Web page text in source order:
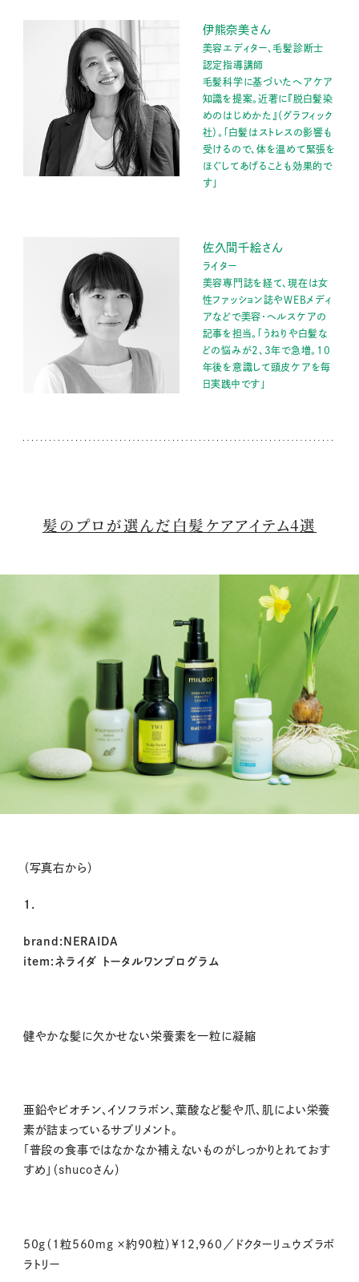
伊熊奈美さん
美容エディター、毛髪診断士
認定指導講師
毛髪科学に基づいたヘアケア
知識を提案。近著に『脱白髪染
めのはじめかた』（グラフィック
社）。「白髪はストレスの影響も
受けるので、体を温めて緊張を
ほぐしてあげることも効果的で
す」
佐久間千絵さん
ライター
美容専門誌を経て、現在は女
性ファッション誌やWEBメディ
アなどで美容・ヘルスケアの
記事を担当。「うねりや白髪な
どの悩みが2、3年で急増。10
年後を意識して頭皮ケアを毎
日実践中です」
髪のプロが選んだ白髪ケアアイテム4選
（写真右から）
1.
brand:NERAIDA
item:ネライダ トータルワンプログラム
健やかな髪に欠かせない栄養素を一粒に凝縮
亜鉛やビオチン、イソフラボン、葉酸など髪や爪、肌によい栄養
素が詰まっているサプリメント。
「普段の食事ではなかなか補えないものがしっかりとれておす
すめ」（shucoさん）
50g（1粒560mg ×約90粒）¥12,960／ドクターリュウズラボ
ラトリー